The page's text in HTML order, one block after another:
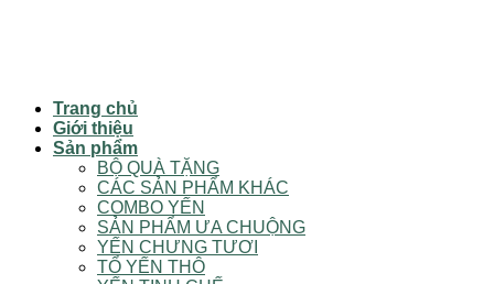
Trang chủ
Giới thiệu
Sản phẩm
BỘ QUÀ TẶNG
CÁC SẢN PHẨM KHÁC
COMBO YẾN
SẢN PHẨM ƯA CHUỘNG
YẾN CHƯNG TƯƠI
TỔ YẾN THÔ